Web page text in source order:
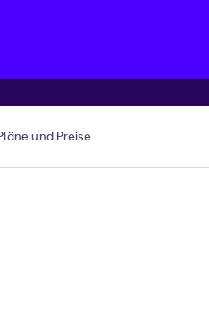
und Preise